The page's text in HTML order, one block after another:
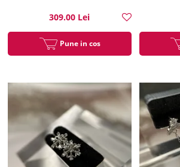
309.00 Lei
Pune in cos